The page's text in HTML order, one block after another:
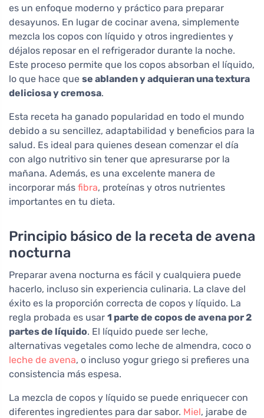
es un enfoque moderno y práctico para preparar
desayunos. En lugar de cocinar avena, simplemente
mezcla los copos con líquido y otros ingredientes y
déjalos reposar en el refrigerador durante la noche.
Este proceso permite que los copos absorban el líquido,
lo que hace que se ablanden y adquieran una textura
deliciosa y cremosa.
Esta receta ha ganado popularidad en todo el mundo
debido a su sencillez, adaptabilidad y beneficios para la
salud. Es ideal para quienes desean comenzar el día
con algo nutritivo sin tener que apresurarse por la
mañana. Además, es una excelente manera de
incorporar más fibra, proteínas y otros nutrientes
importantes en tu dieta.
Principio básico de la receta de avena
nocturna
Preparar avena nocturna es fácil y cualquiera puede
hacerlo, incluso sin experiencia culinaria. La clave del
éxito es la proporción correcta de copos y líquido. La
regla probada es usar 1 parte de copos de avena por 2
partes de líquido. El líquido puede ser leche,
alternativas vegetales como leche de almendra, coco o
leche de avena, o incluso yogur griego si prefieres una
consistencia más espesa.
La mezcla de copos y líquido se puede enriquecer con
diferentes ingredientes para dar sabor. Miel, jarabe de